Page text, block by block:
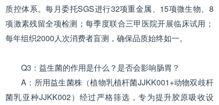
质控体系。每月委托SGS进行32项重金属、15项微生物、8
项激素残留全项检测；每季度联合三甲医院开展临床试用；
每年组织2000人次消费者盲测，确保品质始终如一。
Q3：益生菌的作用是什么？是否会影响肠胃？
A：所用益生菌株（植物乳植杆菌JJKK001+动物双歧杆
菌乳亚种JJKK002）经过严格筛选，专为提升胶原吸收设